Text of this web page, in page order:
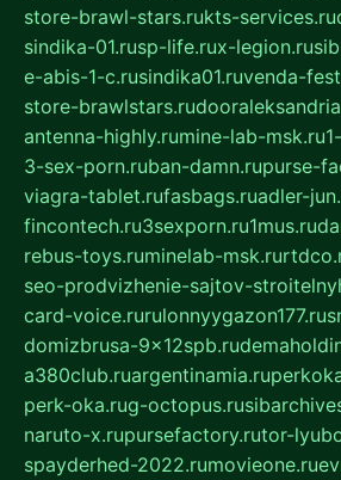
store-brawl-stars.rukts-services.ru
sindika-01.rusp-life.rux-legion.ru
e-abis-1-c.rusindika01.ruvenda-
store-brawlstars.ru
antenna-highly.rumine-lab-msk.ru
3-sex-porn.ruban-damn.rupurse-
viagra-tablet.rufasbags.ruadler-
fincontech.ru3sexporn.ru1mus.ru
rebus-toys.ruminelab-msk.ru
seo-prodvizhenie-sajtov-
card-voice.rurulonnyygazon177.ru
domizbrusa-9x12spb.ru
a380club.ruargentinamia.ru
perk-oka.rug-octopus.ru
naruto-x.rupursefactory.rutor-
spayderhed-2022.rumovieone.ru